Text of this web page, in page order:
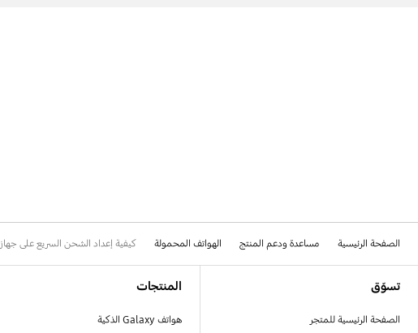
الصفحة الرئيسية مساعدة ودعم المنتج الهواتف المحمولة كيفية إعداد الشحن السريع على جهاز Galaxy الخاص بك
تسوّق
الصفحة الرئيسية للمتجر
المنتجات
هواتف Galaxy الذكية